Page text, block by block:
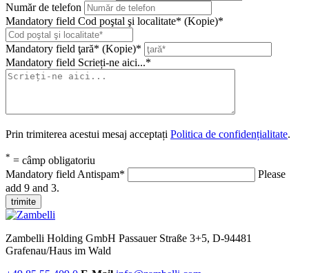
Număr de telefon
Mandatory field Cod poştal şi localitate* (Kopie)*
Mandatory field ţară* (Kopie)*
Mandatory field Scrieți-ne aici...*
Prin trimiterea acestui mesaj acceptați Politica de confidențialitate.
* = câmp obligatoriu
Mandatory field Antispam*
Please
add 9 and 3.
trimite
Zambelli Holding GmbH Passauer Straße 3+5, D-94481
Grafenau/Haus im Wald